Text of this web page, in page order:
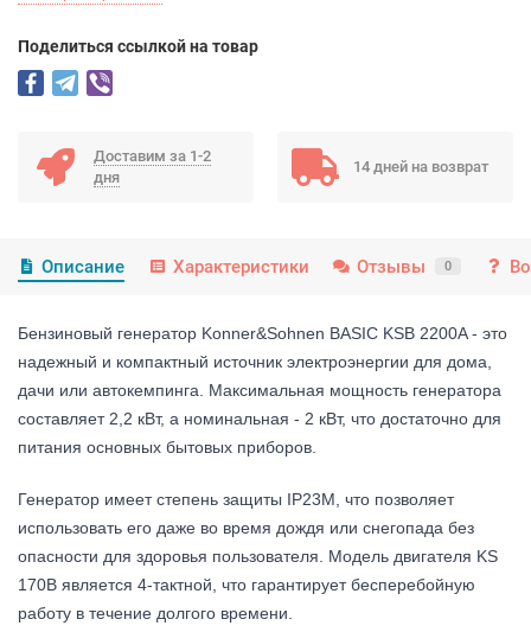
Поделиться ссылкой на товар
Доставим за 1-2
дня
14 дней на возврат
Описание Характеристики Отзывы 0
Бензиновый генератор Konner&Sohnen BASIC KSB 2200A - это
надежный и компактный источник электроэнергии для дома,
дачи или автокемпинга. Максимальная мощность генератора
составляет 2,2 кВт, а номинальная - 2 кВт, что достаточно для
питания основных бытовых приборов.
Генератор имеет степень защиты IP23M, что позволяет
использовать его даже во время дождя или снегопада без
опасности для здоровья пользователя. Модель двигателя KS
170B является 4-тактной, что гарантирует бесперебойную
работу в течение долгого времени.